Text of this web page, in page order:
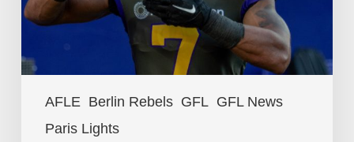
AFLE Berlin Rebels GFL GFL News
Paris Lights
über
AFLE
Richtung